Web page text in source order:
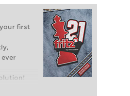
your first
chess,